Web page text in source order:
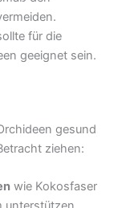
für die
geeignet sein.
gesund
ziehen:
wie Kokosfaser